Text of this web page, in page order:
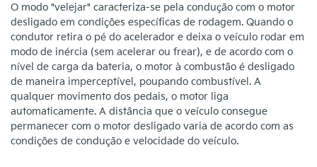
O modo "velejar" caracteriza-se pela condução com o motor
desligado em condições específicas de rodagem. Quando o
condutor retira o pé do acelerador e deixa o veículo rodar em
modo de inércia (sem acelerar ou frear), e de acordo com o
nível de carga da bateria, o motor à combustão é desligado
de maneira imperceptível, poupando combustível. A
qualquer movimento dos pedais, o motor liga
automaticamente. A distância que o veículo consegue
permanecer com o motor desligado varia de acordo com as
condições de condução e velocidade do veículo.